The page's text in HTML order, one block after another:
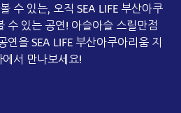
수 있는, 오직 SEA LIFE 부산아쿠
수 있는 공연! 아슬아슬 스릴만점
연을 SEA LIFE 부산아쿠아리움 지
서 만나보세요!